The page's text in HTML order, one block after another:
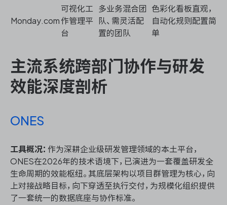
Monday.com
可视化工
作管理平
台
多业务混合团
队、需灵活配
置的团队
色彩化看板直观，
自动化规则配置简
单
主流系统跨部门协作与研发
效能深度剖析
ONES
工具概况： 作为深耕企业级研发管理领域的本土平台，
ONES在2026年的技术语境下，已演进为一套覆盖研发全
生命周期的效能枢纽。其底层架构以项目群管理为核心，向
上对接战略目标，向下穿透至执行交付，为规模化组织提供
了一套统一的数据底座与协作标准。